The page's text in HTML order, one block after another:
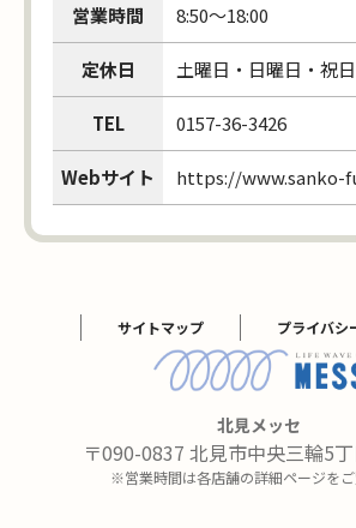
営業時間 8:50～18:00
定休日 土曜日・日曜日・祝日
TEL 0157-36-3426
Webサイト https://www.sanko-
サイトマップ プライバシ
北見メッセ
〒090-0837 北見市中央三輪5
※営業時間は各店舗の詳細ページを